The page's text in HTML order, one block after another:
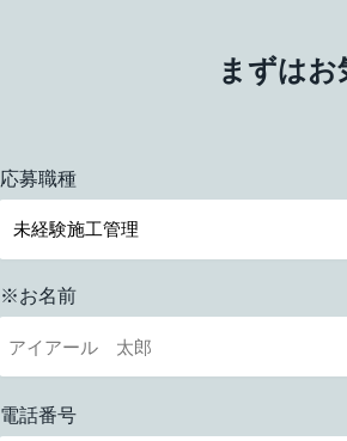
まずはお
応募職種
※お名前
電話番号